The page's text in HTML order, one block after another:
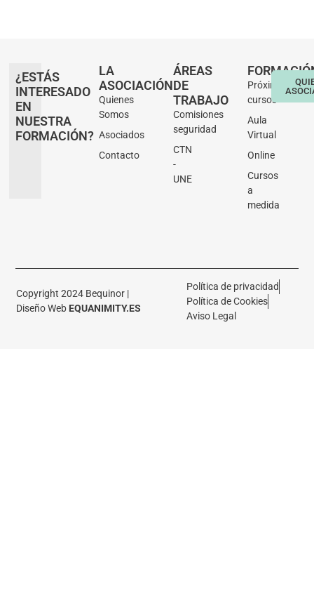
¿ESTÁS
INTERESADO
EN
NUESTRA
FORMACIÓN?
LA
ASOCIACIÓN
Quienes
Somos
Asociados
Contacto
ÁREAS
DE
TRABAJO
Comisiones
seguridad
CTN
-
UNE
Próximos
cursos
Aula
Virtual
Online
Cursos
a
medida
Copyright 2024 Bequinor |
Diseño Web EQUANIMITY.ES
Política de privacidad
Política de Cookies
Aviso Legal